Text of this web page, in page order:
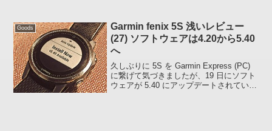
Goods
Garmin fenix 5S 浅いレビュー
(27) ソフトウェアは4.20から5.40
へ
久しぶりに 5S を Garmin Express (PC)
に繋げて気づきましたが、19 日にソフト
ウェアが 5.40 にアップデートされていた